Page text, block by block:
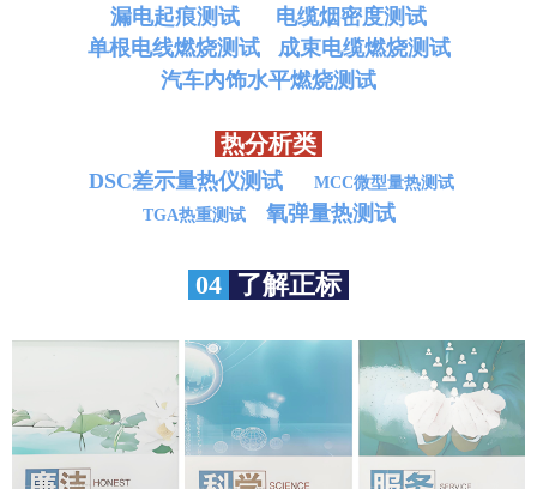
漏电起痕测试
电缆烟密度测试
单根电线燃烧测试
成束电缆燃烧测试
汽车内饰水平燃烧测试
热分析类
DSC差示量热仪测试
MCC微型量热测试
TGA热重测试
氧弹量热测试
04 了解正标